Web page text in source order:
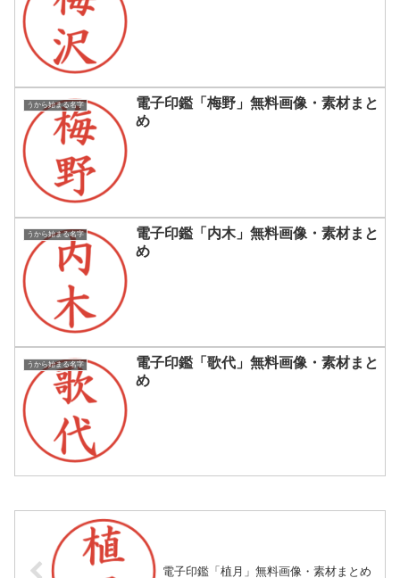
うから始まる名字
電子印鑑「梅野」無料画像・素材まと
め
うから始まる名字
電子印鑑「内木」無料画像・素材まと
め
うから始まる名字
電子印鑑「歌代」無料画像・素材まと
め
電子印鑑「植月」無料画像・素材まとめ